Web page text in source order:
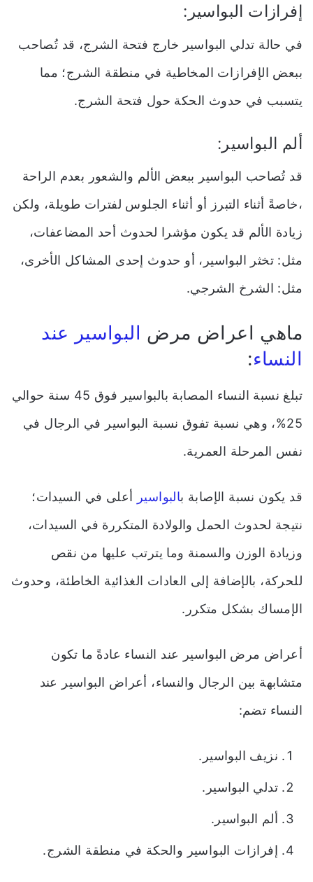
إفرازات البواسير:
في حالة تدلي البواسير خارج فتحة الشرج، قد تُصاحب
ببعض الإفرازات المخاطية في منطقة الشرج؛ مما
يتسبب في حدوث الحكة حول فتحة الشرج.
ألم البواسير:
قد تُصاحب البواسير ببعض الألم والشعور بعدم الراحة
،خاصةً أثناء التبرز أو أثناء الجلوس لفترات طويلة، ولكن
زيادة الألم قد يكون مؤشرا لحدوث أحد المضاعفات،
مثل: تخثر البواسير، أو حدوث إحدى المشاكل الأخرى،
مثل: الشرخ الشرجي.
ماهي اعراض مرض البواسير عند
النساء:
تبلغ نسبة النساء المصابة بالبواسير فوق 45 سنة حوالي
25%، وهي نسبة تفوق نسبة البواسير في الرجال في
نفس المرحلة العمرية.
قد يكون نسبة الإصابة بالبواسير
أعلى في السيدات؛
نتيجة لحدوث الحمل والولادة المتكررة في السيدات،
وزيادة الوزن والسمنة وما يترتب عليها من نقص
للحركة، بالإضافة إلى العادات الغذائية الخاطئة، وحدوث
الإمساك بشكل متكرر.
أعراض مرض البواسير عند النساء عادةً ما تكون
متشابهة بين الرجال والنساء، أعراض البواسير عند
النساء تضم:
نزيف البواسير.
تدلي البواسير.
ألم البواسير.
إفرازات البواسير والحكة في منطقة الشرج.